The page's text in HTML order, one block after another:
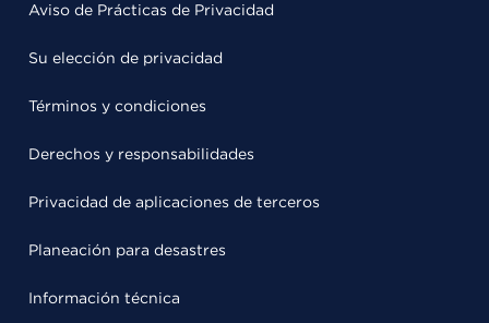
Aviso de Prácticas de Privacidad
Su elección de privacidad
Términos y condiciones
Derechos y responsabilidades
Privacidad de aplicaciones de terceros
Planeación para desastres
Información técnica